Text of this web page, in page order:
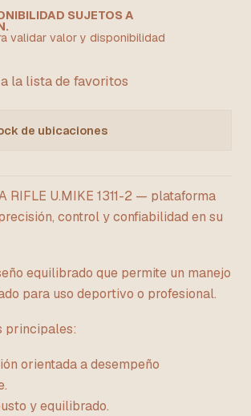
SUJETOS A
validar valor y disponibilidad
la lista de favoritos
de ubicaciones
RIFLE U.MIKE 1311-2 — plataforma
control y confiabilidad en su
equilibrado que permite un manejo
para uso deportivo o profesional.
principales:
orientada a desempeño
y equilibrado.